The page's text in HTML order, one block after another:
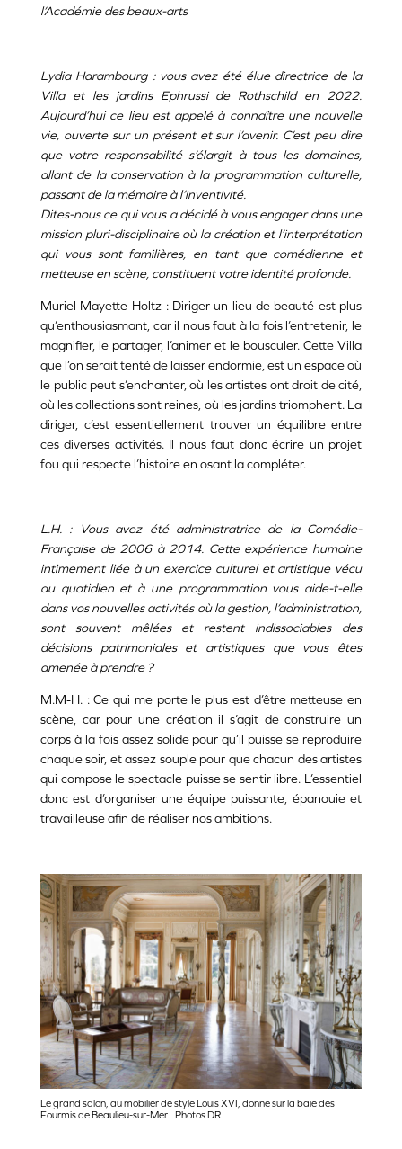
l’Académie des beaux-arts
Lydia Harambourg : vous avez été élue directrice de la
Villa et les jardins Ephrussi de Rothschild en 2022.
Aujourd’hui ce lieu est appelé à connaître une nouvelle
vie, ouverte sur un présent et sur l’avenir. C’est peu dire
que votre responsabilité s’élargit à tous les domaines,
allant de la conservation à la programmation culturelle,
passant de la mémoire à l’inventivité.
Dites-nous ce qui vous a décidé à vous engager dans une
mission pluri-disciplinaire où la création et l’interprétation
qui vous sont familières, en tant que comédienne et
metteuse en scène, constituent votre identité profonde.
Muriel Mayette-Holtz : Diriger un lieu de beauté est plus
qu’enthousiasmant, car il nous faut à la fois l’entretenir, le
magnifier, le partager, l’animer et le bousculer. Cette Villa
que l’on serait tenté de laisser endormie, est un espace où
le public peut s’enchanter, où les artistes ont droit de cité,
où les collections sont reines, où les jardins triomphent. La
diriger, c’est essentiellement trouver un équilibre entre
ces diverses activités. Il nous faut donc écrire un projet
fou qui respecte l’histoire en osant la compléter.
L.H. : Vous avez été administratrice de la Comédie-
Française de 2006 à 2014. Cette expérience humaine
intimement liée à un exercice culturel et artistique vécu
au quotidien et à une programmation vous aide-t-elle
dans vos nouvelles activités où la gestion, l’administration,
sont souvent mêlées et restent indissociables des
décisions patrimoniales et artistiques que vous êtes
amenée à prendre ?
M.M-H. : Ce qui me porte le plus est d’être metteuse en
scène, car pour une création il s’agit de construire un
corps à la fois assez solide pour qu’il puisse se reproduire
chaque soir, et assez souple pour que chacun des artistes
qui compose le spectacle puisse se sentir libre. L’essentiel
donc est d’organiser une équipe puissante, épanouie et
travailleuse afin de réaliser nos ambitions.
Le grand salon, au mobilier de style Louis XVI, donne sur la baie des
Fourmis de Beaulieu-sur-Mer. Photos DR